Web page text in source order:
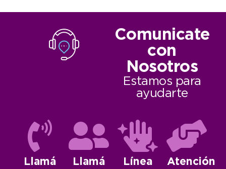
Comunicate
con
Nosotros
Estamos para
ayudarte
Llamá
Llamá
Línea
Atención